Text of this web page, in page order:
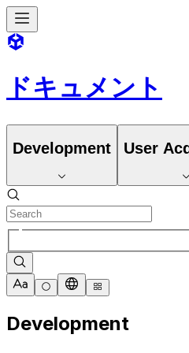
ドキュメント
Development User
Development